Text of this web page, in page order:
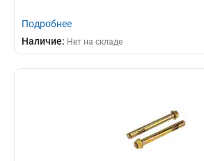
Подробнее
Наличие: Нет на складе